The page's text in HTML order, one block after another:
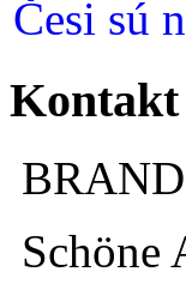
Kontakt
Schöne